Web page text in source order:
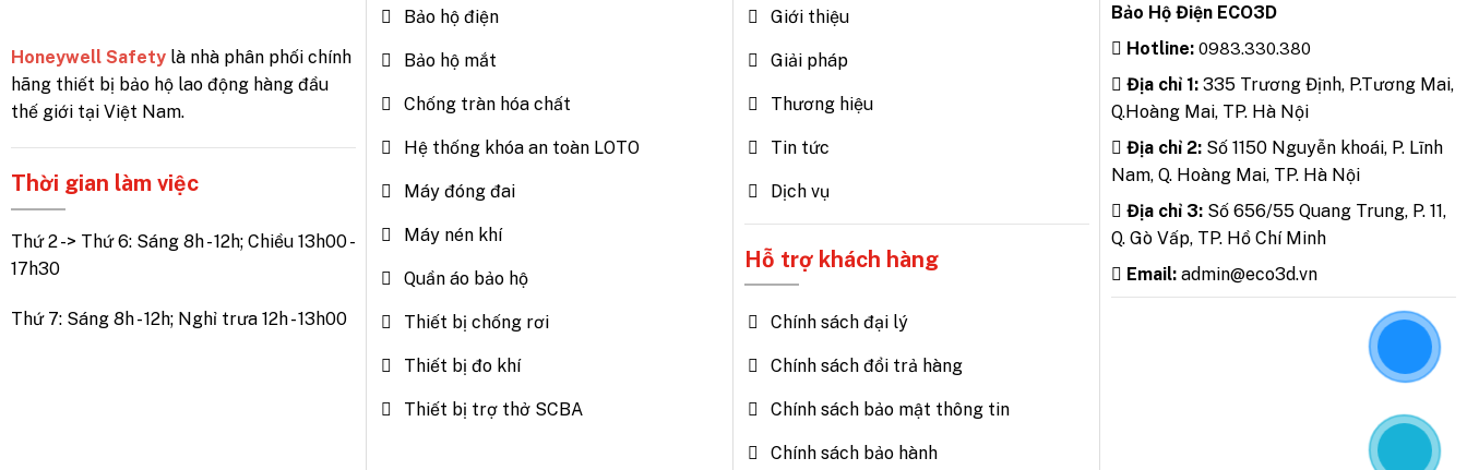
Honeywell Safety là nhà phân phối chính
hãng thiết bị bảo hộ lao động hàng đầu
thế giới tại Việt Nam.
Thời gian làm việc
Thứ 2 -> Thứ 6: Sáng 8h - 12h; Chiều 13h00 -
17h30
Thứ 7: Sáng 8h - 12h; Nghỉ trưa 12h - 13h00
Bảo hộ điện
Bảo hộ mắt
Chống tràn hóa chất
Hệ thống khóa an toàn LOTO
Máy đóng đai
Máy nén khí
Quần áo bảo hộ
Thiết bị chống rơi
Thiết bị đo khí
Thiết bị trợ thở SCBA
Giới thiệu
Giải pháp
Thương hiệu
Tin tức
Dịch vụ
Hỗ trợ khách hàng
Chính sách đại lý
Chính sách đổi trả hàng
Chính sách bảo mật thông tin
Chính sách bảo hành
Bảo Hộ Điện ECO3D
Hotline: 0983.330.380
Địa chỉ 1: 335 Trương Định, P.Tương Mai,
Q.Hoàng Mai, TP. Hà Nội
Địa chỉ 2: Số 1150 Nguyễn khoái, P. Lĩnh
Nam, Q. Hoàng Mai, TP. Hà Nội
Địa chỉ 3: Số 656/55 Quang Trung, P. 11,
Q. Gò Vấp, TP. Hồ Chí Minh
Email: admin@eco3d.vn